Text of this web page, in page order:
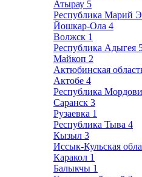
Атырау 5
Республика Марий
Йошкар-Ола 4
Волжск 1
Республика Адыгея
Майкоп 2
Актюбинская
Актобе 4
Республика
Саранск 3
Рузаевка 1
Республика Тыва 4
Кызыл 3
Иссык-Кульская
Каракол 1
Балыкчы 1